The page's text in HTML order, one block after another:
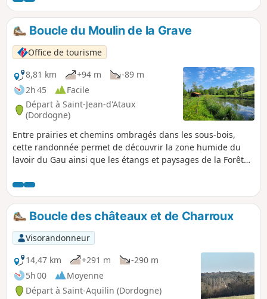
Boucle du Moulin de la Grave
Office de tourisme
8,81 km
+94 m
-89 m
2h 45
Facile
Départ à Saint-Jean-d'Ataux
(Dordogne)
Entre prairies et chemins ombragés dans les sous-bois,
cette randonnée permet de découvrir la zone humide du
lavoir du Gau ainsi que les étangs et paysages de la Forêt
Boucle des châteaux et de Charroux
Visorandonneur
14,47 km
+291 m
-290 m
5h 00
Moyenne
Départ à Saint-Aquilin (Dordogne)